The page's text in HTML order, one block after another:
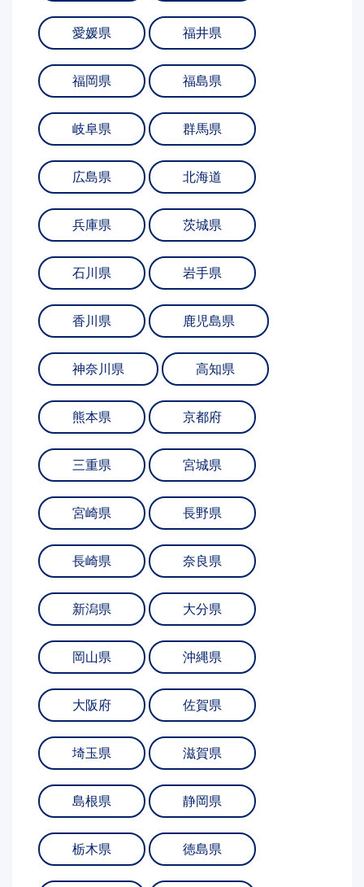
愛媛県 福井県
福岡県 福島県
岐阜県 群馬県
広島県 北海道
兵庫県 茨城県
石川県 岩手県
香川県 鹿児島県
神奈川県 高知県
熊本県 京都府
三重県 宮城県
宮崎県 長野県
長崎県 奈良県
新潟県 大分県
岡山県 沖縄県
大阪府 佐賀県
埼玉県 滋賀県
島根県 静岡県
栃木県 徳島県